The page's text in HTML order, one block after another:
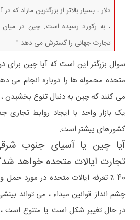
دلار ، بسیار بالاتر از بزرگترین مازاد
، به رکورد رسیده است. چین در میان
تجارت جهانی را گسترش می دهد.”
سوال بزرگتر این است که آیا چین برای
متحده محموله ها را دوباره انجام می
می کنند که چین به دنبال تنوع بخشیدن
یک بازار واحد با ایجاد روابط تجاری
کشورهای بیشتر است.
آیا چین یا آسیای جنوب
تجارت ایالات متحده خواهد
40 ٪ تعرفه ایالات متحده در مورد
چشم انداز قوانین مبداء ، می تواند
در حال تغییر شکل است یا متنوع است